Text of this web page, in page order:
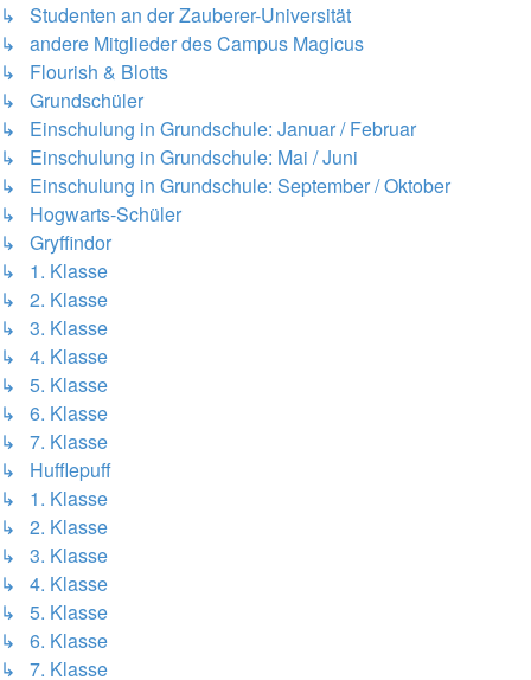
↳ Studenten an der Zauberer-Universität
↳ andere Mitglieder des Campus Magicus
↳ Flourish & Blotts
↳ Grundschüler
↳ Einschulung in Grundschule: Januar / Februar
↳ Einschulung in Grundschule: Mai / Juni
↳ Einschulung in Grundschule: September / Oktober
↳ Hogwarts-Schüler
↳ Gryffindor
↳ 1. Klasse
↳ 2. Klasse
↳ 3. Klasse
↳ 4. Klasse
↳ 5. Klasse
↳ 6. Klasse
↳ 7. Klasse
↳ Hufflepuff
↳ 1. Klasse
↳ 2. Klasse
↳ 3. Klasse
↳ 4. Klasse
↳ 5. Klasse
↳ 6. Klasse
↳ 7. Klasse